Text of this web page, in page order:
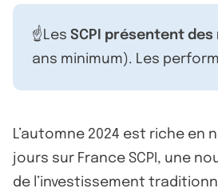
☝️Les SCPI présentent des
ans minimum). Les
L’automne 2024 est riche en
jours sur France SCPI, une
de l’investissement